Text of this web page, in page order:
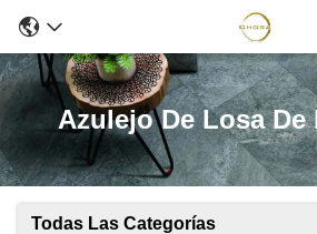
Azulejo De Losa De
Todas Las Categorías